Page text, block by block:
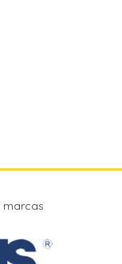
marcas